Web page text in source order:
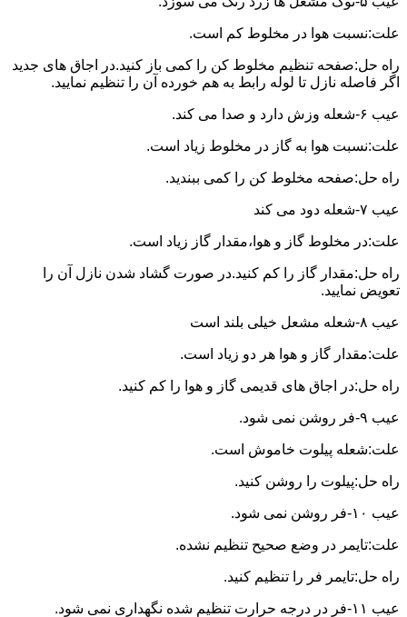
علت:نسبت هوا در مخلوط کم است.
راه حل:صفحه تنظیم مخلوط کن را کمی باز کنید.در اجاق های جدید
اگر فاصله نازل تا لوله رابط به هم خورده آن را تنظیم نمایید.
عیب ۶-شعله وزش دارد و صدا می کند.
علت:نسبت هوا به گاز در مخلوط زیاد است.
راه حل:صفحه مخلوط کن را کمی ببندید.
عیب ۷-شعله دود می کند
علت:در مخلوط گاز و هوا،مقدار گاز زیاد است.
راه حل:مقدار گاز را کم کنید.در صورت گشاد شدن نازل آن را
تعویض نمایید.
عیب ۸-شعله مشعل خیلی بلند است
علت:مقدار گاز و هوا هر دو زیاد است.
راه حل:در اجاق های قدیمی گاز و هوا را کم کنید.
عیب ۹-فر روشن نمی شود.
علت:شعله پیلوت خاموش است.
راه حل:پیلوت را روشن کنید.
عیب ۱۰-فر روشن نمی شود.
علت:تایمر در وضع صحیح تنظیم نشده.
راه حل:تایمر فر را تنظیم کنید.
عیب ۱۱-فر در درجه حرارت تنظیم شده نگهداری نمی شود.